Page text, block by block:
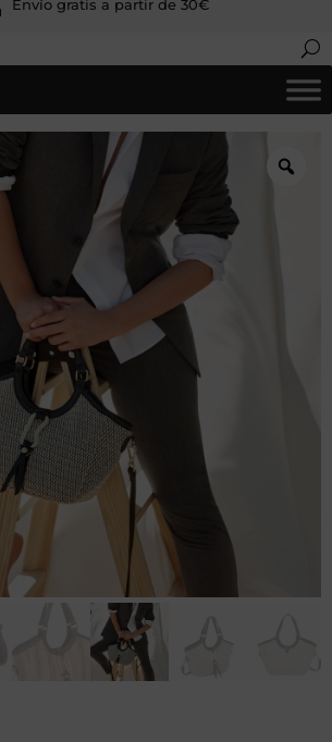
Envío gratis a partir de 30€